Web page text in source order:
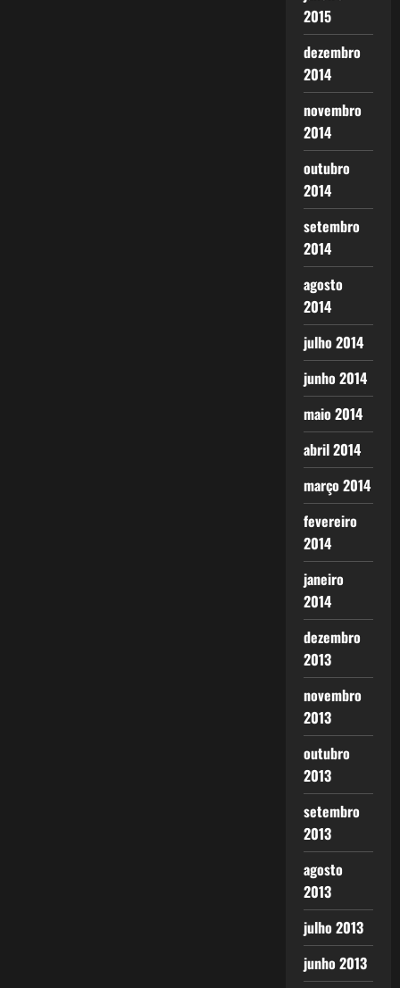
2015
dezembro
2014
novembro
2014
outubro
2014
setembro
2014
agosto
2014
julho 2014
junho 2014
maio 2014
abril 2014
março 2014
fevereiro
2014
janeiro
2014
dezembro
2013
novembro
2013
outubro
2013
setembro
2013
agosto
2013
julho 2013
junho 2013